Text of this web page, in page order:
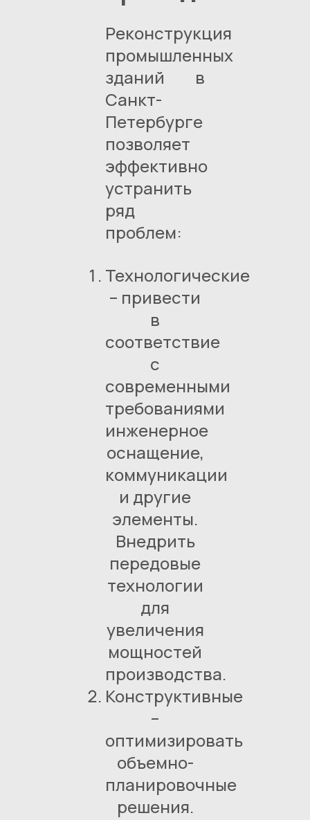
Реконструкция
промышленных
зданий в
Санкт-
Петербурге
позволяет
эффективно
устранить
ряд
проблем:
Технологические
– привести
в
соответствие
с
современными
требованиями
инженерное
оснащение,
коммуникации
и другие
элементы.
Внедрить
передовые
технологии
для
увеличения
мощностей
производства.
Конструктивные
–
оптимизировать
объемно-
планировочные
решения.